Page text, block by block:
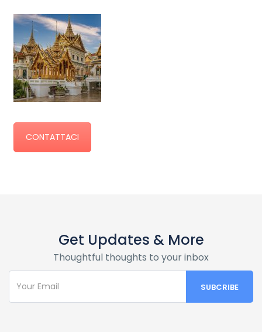
CONTATTACI
Get Updates & More
Thoughtful thoughts to your inbox